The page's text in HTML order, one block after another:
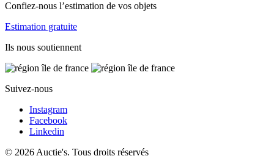
Confiez-nous l’estimation de vos objets
Estimation gratuite
Ils nous soutiennent
Suivez-nous
Instagram
Facebook
Linkedin
© 2026 Auctie's. Tous droits réservés